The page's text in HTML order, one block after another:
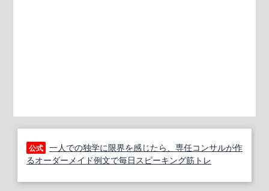
公式 一人での独学に限界を感じたら、専任コンサルが作
るオーダーメイド例文で毎日スピーキング筋トレ